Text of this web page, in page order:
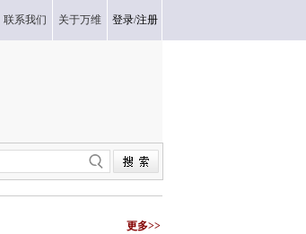
联系我们 关于万维 登录/注册
更多>>